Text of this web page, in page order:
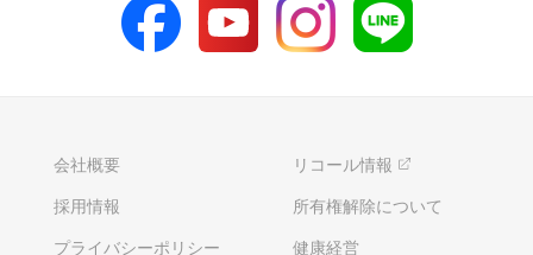
会社概要 リコール情報
採用情報 所有権解除について
プライバシーポリシー 健康経営